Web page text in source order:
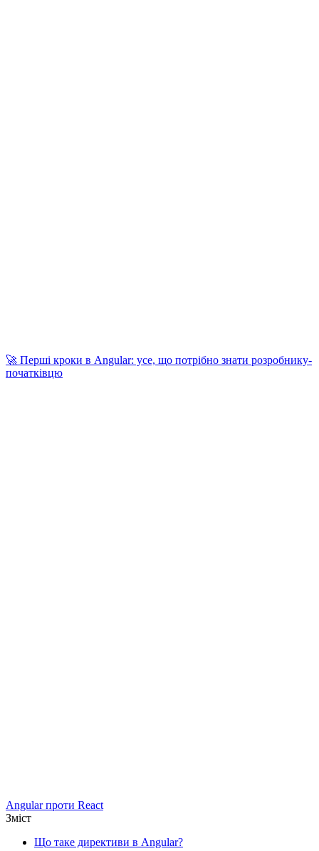
🚀 Перші кроки в Angular: усе, що потрібно знати розробнику-
початківцю
Angular проти React
Зміст
Що таке директиви в Angular?